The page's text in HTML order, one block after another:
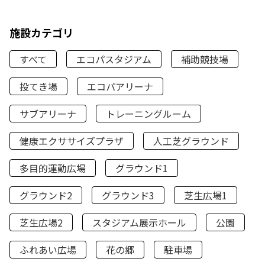
施設カテゴリ
すべて エコパスタジアム
補助競技場
投てき場
エコパアリーナ
サブアリーナ
トレーニングルーム
健康エクササイズプラザ
人工芝グラウンド
多目的運動広場
グラウンド1
グラウンド2
グラウンド3
芝生広場1
芝生広場2
スタジアム展示ホール
公園
ふれあい広場
花の郷 駐車場